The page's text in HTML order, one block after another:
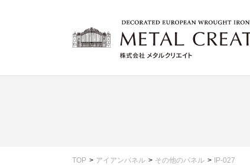
TOP アイアンパネル その他のパネル IP-027